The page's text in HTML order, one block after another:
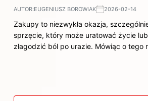
AUTOR:EUGENIUSZ BOROWIAK 2026-02-14
Zakupy to niezwykła okazja,
sprzęcie, który może uratować życie
złagodzić ból po urazie. Mówiąc o